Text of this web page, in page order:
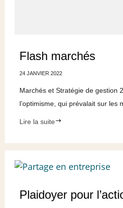
Flash marchés
24 JANVIER 2022
Marchés et Stratégie de gestion
l’optimisme, qui prévalait sur les
Lire la suite
Plaidoyer pour